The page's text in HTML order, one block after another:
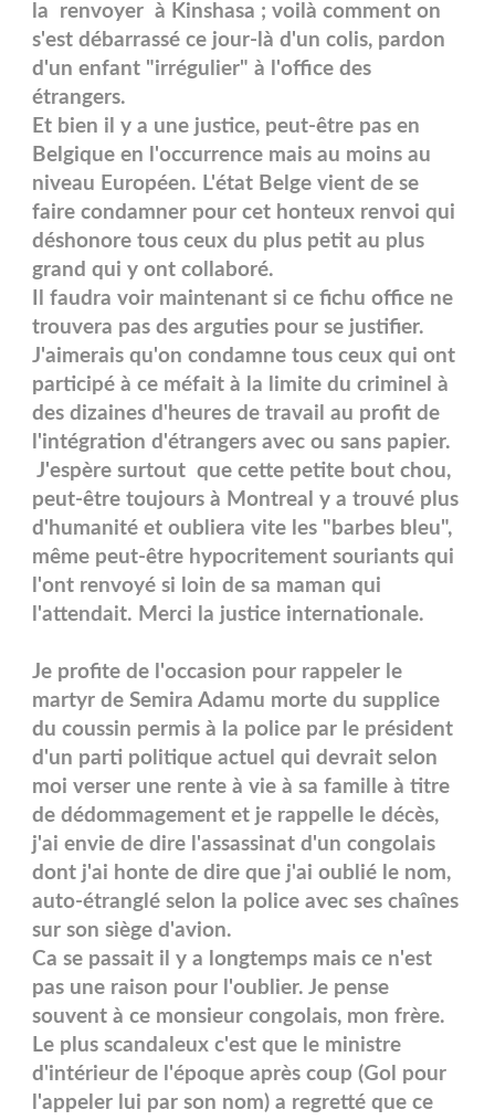
la renvoyer à Kinshasa ; voilà comment on
s'est débarrassé ce jour-là d'un colis, pardon
d'un enfant "irrégulier" à l'office des
étrangers.
Et bien il y a une justice, peut-être pas en
Belgique en l'occurrence mais au moins au
niveau Européen. L'état Belge vient de se
faire condamner pour cet honteux renvoi qui
déshonore tous ceux du plus petit au plus
grand qui y ont collaboré.
Il faudra voir maintenant si ce fichu office ne
trouvera pas des arguties pour se justifier.
J'aimerais qu'on condamne tous ceux qui ont
participé à ce méfait à la limite du criminel à
des dizaines d'heures de travail au profit de
l'intégration d'étrangers avec ou sans papier.
J'espère surtout que cette petite bout chou,
peut-être toujours à Montreal y a trouvé plus
d'humanité et oubliera vite les "barbes bleu",
même peut-être hypocritement souriants qui
l'ont renvoyé si loin de sa maman qui
l'attendait. Merci la justice internationale.
Je profite de l'occasion pour rappeler le
martyr de Semira Adamu morte du supplice
du coussin permis à la police par le président
d'un parti politique actuel qui devrait selon
moi verser une rente à vie à sa famille à titre
de dédommagement et je rappelle le décès,
j'ai envie de dire l'assassinat d'un congolais
dont j'ai honte de dire que j'ai oublié le nom,
auto-étranglé selon la police avec ses chaînes
sur son siège d'avion.
Ca se passait il y a longtemps mais ce n'est
pas une raison pour l'oublier. Je pense
souvent à ce monsieur congolais, mon frère.
Le plus scandaleux c'est que le ministre
d'intérieur de l'époque après coup (Gol pour
l'appeler lui par son nom) a regretté que ce